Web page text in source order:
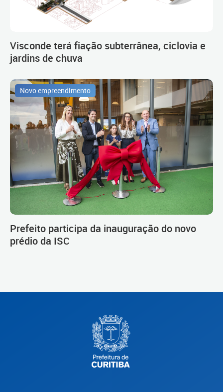
Visconde terá fiação subterrânea, ciclovia e
jardins de chuva
Novo empreendimento
Prefeito participa da inauguração do novo
prédio da ISC